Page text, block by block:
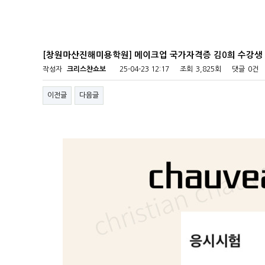
[창원마산진해미용학원] 메이크업 국가자격증 김0희 수강생
작성자 크리스챤쇼보 25-04-23 12:17 조회 3,825회 댓글 0건
이전글 다음글